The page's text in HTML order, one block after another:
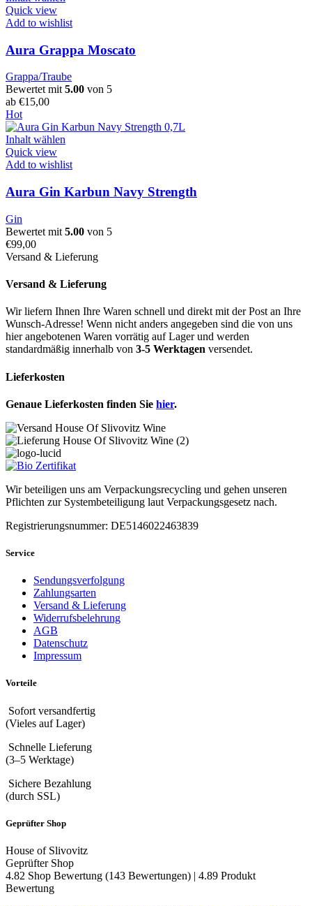
Quick view
Add to wishlist
Aura Grappa Moscato
Grappa/Traube
Bewertet mit 5.00 von 5
ab €15,00
Hot
Inhalt wählen
Quick view
Add to wishlist
Aura Gin Karbun Navy Strength
Gin
Bewertet mit 5.00 von 5
€99,00
Versand & Lieferung
Versand & Lieferung
Wir liefern Ihnen Ihre Waren schnell und direkt mit der Post an Ihre
Wunsch-Adresse! Wenn nicht anders angegeben sind die von uns
hier angebotenen Waren vorrätig auf Lager und werden
standardmäßig innerhalb von 3-5 Werktagen versendet.
Lieferkosten
Genaue Lieferkosten finden Sie hier.
Wir beteiligen uns am Verpackungsrecycling und gehen unseren
Pflichten zur Systembeteiligung laut Verpackungsgesetz nach.
Registrierungsnummer: DE5146022463839
Service
Sendungsverfolgung
Zahlungsarten
Versand & Lieferung
Widerrufsbelehrung
AGB
Datenschutz
Impressum
Vorteile
Sofort versandfertig
(Vieles auf Lager)
Schnelle Lieferung
(3–5 Werktage)
Sichere Bezahlung
(durch SSL)
Geprüfter Shop
House of Slivovitz
Geprüfter Shop
4.82 Shop Bewertung (143 Bewertungen) | 4.89 Produkt
Bewertung